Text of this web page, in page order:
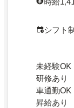
シフト
未経験OK
研修あり
車通勤OK
昇給あり